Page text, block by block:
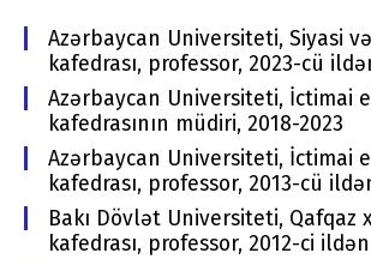
Azərbaycan Universiteti, Siyasi
kafedrası, professor, 2023-cü
Azərbaycan Universiteti, İctimai
kafedrasının müdiri, 2018-2023
Azərbaycan Universiteti, İctimai
kafedrası, professor, 2013-cü
Bakı Dövlət Universiteti, Qafqaz
kafedrası, professor, 2012-ci ildən